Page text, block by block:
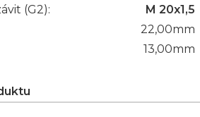
(G2):
M 20x1,5
22,00mm
13,00mm